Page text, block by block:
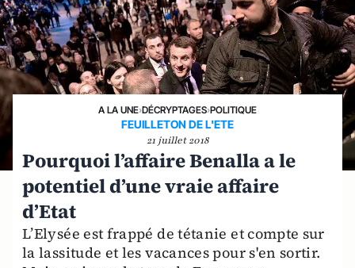
A LA UNE›DÉCRYPTAGES›POLITIQUE
FEUILLETON DE L'ETE
21 juillet 2018
Pourquoi l’affaire Benalla a le
potentiel d’une vraie affaire
d’Etat
L’Elysée est frappé de tétanie et compte sur
la lassitude et les vacances pour s'en sortir.